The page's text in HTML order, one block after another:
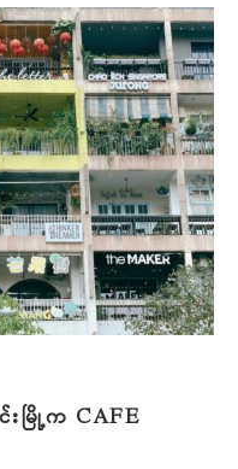
မြို့က CAFE